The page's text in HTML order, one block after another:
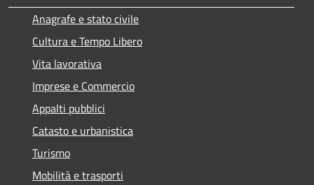
Anagrafe e stato civile
Cultura e Tempo Libero
Vita lavorativa
Imprese e Commercio
Appalti pubblici
Catasto e urbanistica
Turismo
Mobilità e trasporti